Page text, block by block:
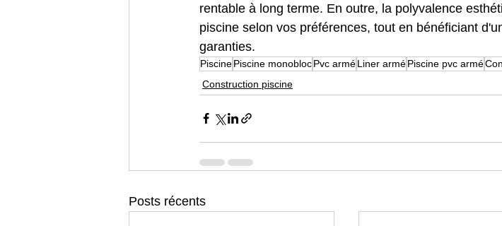
rentable à long terme. En outre, la polyvalence
piscine selon vos préférences, tout en bénéficiant
garanties.
PiscinePiscine monoblocPvc arméLiner arméPiscine pvc armé
Construction piscine
Posts récents